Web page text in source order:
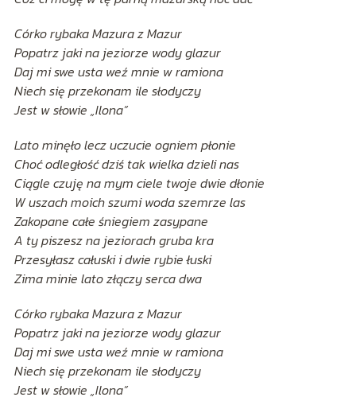
Córko rybaka Mazura z Mazur
Popatrz jaki na jeziorze wody glazur
Daj mi swe usta weź mnie w ramiona
Niech się przekonam ile słodyczy
Jest w słowie „Ilona”
Lato minęło lecz uczucie ogniem płonie
Choć odległość dziś tak wielka dzieli nas
Ciągle czuję na mym ciele twoje dwie dłonie
W uszach moich szumi woda szemrze las
Zakopane całe śniegiem zasypane
A ty piszesz na jeziorach gruba kra
Przesyłasz całuski i dwie rybie łuski
Zima minie lato złączy serca dwa
Córko rybaka Mazura z Mazur
Popatrz jaki na jeziorze wody glazur
Daj mi swe usta weź mnie w ramiona
Niech się przekonam ile słodyczy
Jest w słowie „Ilona”